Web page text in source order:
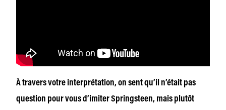
À travers votre interprétation, on sent qu’il n’était pas
question pour vous d’imiter Springsteen, mais plutôt